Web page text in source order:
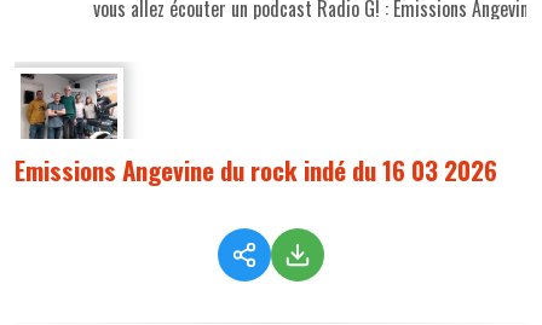
vous allez écouter un podcast Radio G! : Emissions
Emissions Angevine du rock indé du 16 03 2026